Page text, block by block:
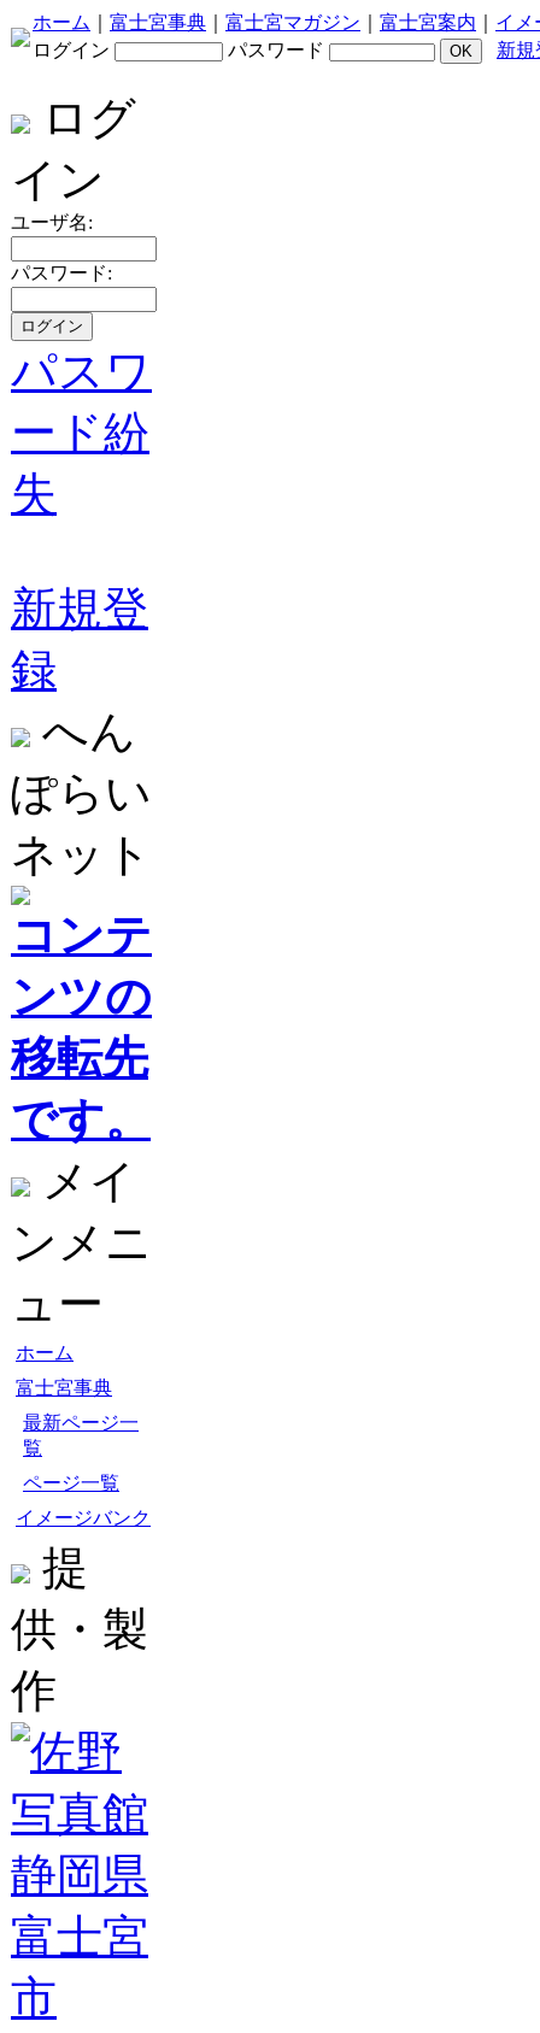
ホーム 富士宮事典 富士宮マガジン 富士宮案内
イメ
ログイン
パスワード 新規
ログ
イン
ユーザ名:
パスワード:
パスワ
ード紛
失
新規登
録
へん
ぽらい
ネット
コンテ
ンツの
移転先
です。
メイ
ンメニ
ュー
ホーム
富士宮事典
最新ページ一
覧
ページ一覧
イメージバンク
提
供・製
作